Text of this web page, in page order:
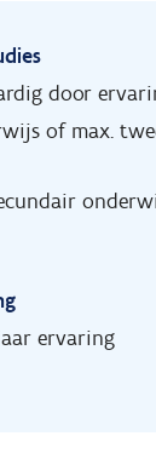
door
of max.
ervaring